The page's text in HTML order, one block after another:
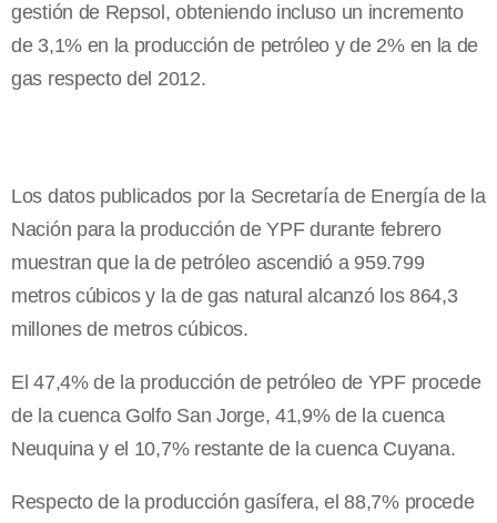
gestión de Repsol, obteniendo incluso un incremento
de 3,1% en la producción de petróleo y de 2% en la de
gas respecto del 2012.
Los datos publicados por la Secretaría de Energía de la
Nación para la producción de YPF durante febrero
muestran que la de petróleo ascendió a 959.799
metros cúbicos y la de gas natural alcanzó los 864,3
millones de metros cúbicos.
El 47,4% de la producción de petróleo de YPF procede
de la cuenca Golfo San Jorge, 41,9% de la cuenca
Neuquina y el 10,7% restante de la cuenca Cuyana.
Respecto de la producción gasífera, el 88,7% procede